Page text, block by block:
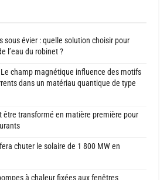
sous évier : quelle solution choisir pour
l’eau du robinet ?
Le champ magnétique influence des motifs
dans un matériau quantique de type
être transformé en matière première pour
chuter le solaire de 1 800 MW en
à chaleur fixées aux fenêtres